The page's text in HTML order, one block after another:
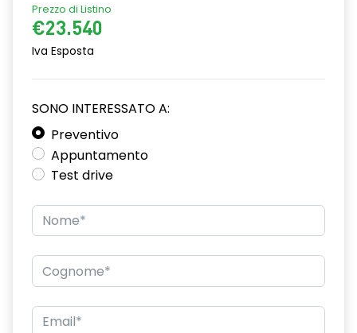
eCall funzionalità soggetta a copertura di rete;
compatibilità 2G/3G o 4G/5G a seconda del veicolo
mantenimento della corsia
fari full LED
frenata rigenerativa a 4 livelli compresa la funzione one
pedal con palette al volante
HAR02
hill start assist assistenza alla partenza in salita
intelligent speed assistance ISA
keyless entry
Prezzo di Listino
€23.540
Iva Esposta
SONO INTERESSATO A:
Preventivo
Appuntamento
Test drive